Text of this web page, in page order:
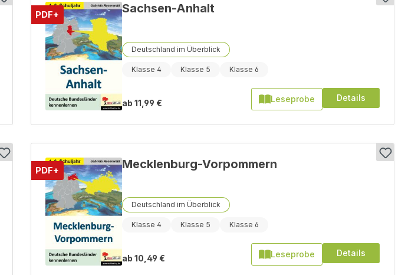
PDF+ Sachsen-Anhalt
Deutschland im Überblick
Klasse 4 Klasse 5 Klasse 6
ab 11,99 € Leseprobe Details
PDF+ Mecklenburg-Vorpommern
Deutschland im Überblick
Klasse 4 Klasse 5 Klasse 6
ab 10,49 € Leseprobe Details